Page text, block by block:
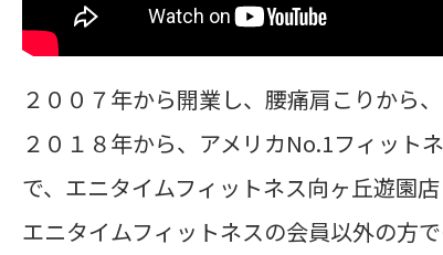
２００７年から開業し、腰痛肩こりから
２０１８年から、アメリカNo.1フィット
で、エニタイムフィットネス向ヶ丘遊園
エニタイムフィットネスの会員以外の方